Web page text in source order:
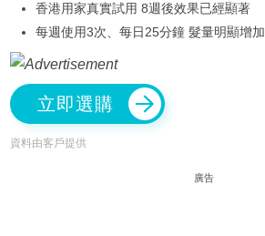
香港用家真實試用 8週後效果已經顯著
每週使用3次、每日25分鐘 髮量明顯增加
立即選購
資料由客戶提供
廣告